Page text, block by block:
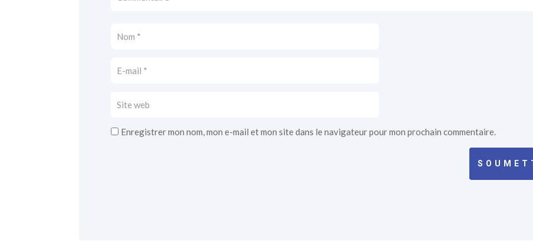
Enregistrer mon nom, mon e-mail et mon site dans le navigateur pour mon prochain commentaire.